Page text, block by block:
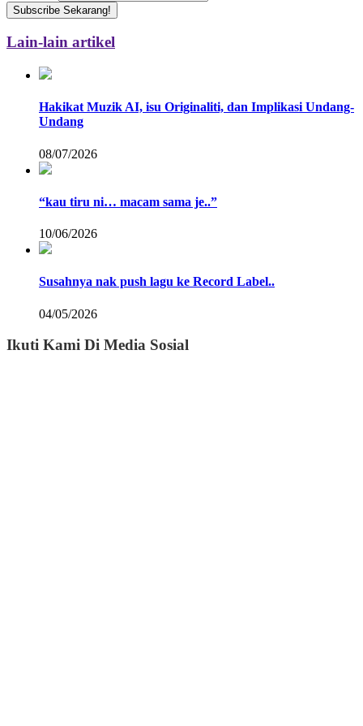
Subscribe Sekarang!
Lain-lain artikel
Hakikat Muzik AI, isu Originaliti, dan Implikasi Undang-
Undang
08/07/2026
“kau tiru ni… macam sama je..”
10/06/2026
Susahnya nak push lagu ke Record Label..
04/05/2026
Ikuti Kami Di Media Sosial